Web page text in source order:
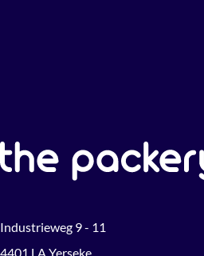
Industrieweg 9 - 11
4401 LA Yerseke